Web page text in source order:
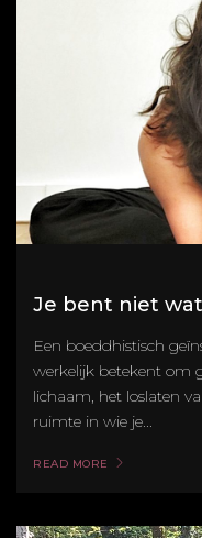
Je bent niet
Een boeddhistisch
werkelijk betekent om
lichaam, het loslaten
ruimte in wie je...
READ MORE